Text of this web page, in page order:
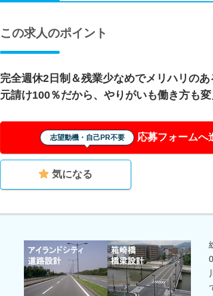
この求人のポイント
完全週休2日制＆残業少なめでメリハリのあ
元請け100％だから、やりがいも働き方も変
志望動機・自己PR不要 応募フォームへ
気になる